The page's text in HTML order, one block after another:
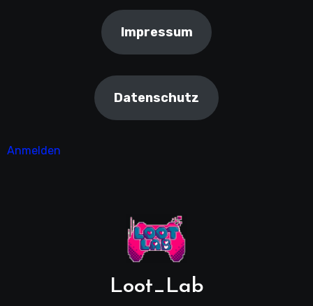
Impressum
Datenschutz
Anmelden
Loot_Lab